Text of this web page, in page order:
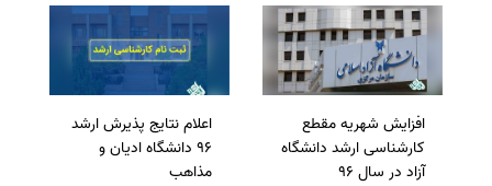
افزایش شهریه مقطع
کارشناسی ارشد دانشگاه
آزاد در سال 96
اعلام نتایج پذیرش ارشد
96 دانشگاه ادیان و
مذاهب